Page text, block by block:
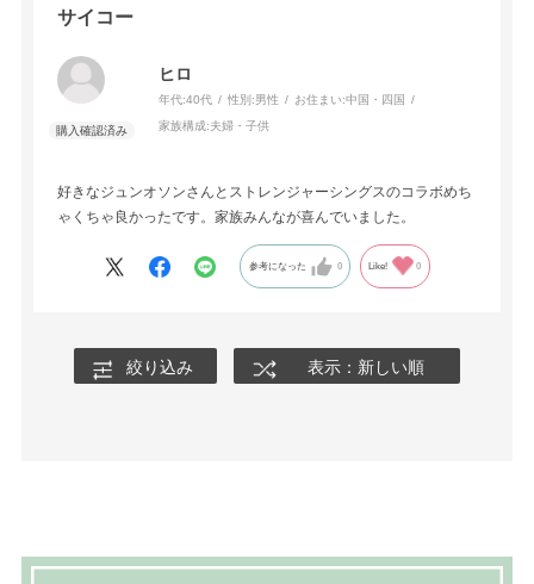
サイコー
ヒロ
年代:40代 性別:男性 お住まい:中国・四国
家族構成:夫婦・子供
好きなジュンオソンさんとストレンジャーシングスのコラボめち
ゃくちゃ良かったです。家族みんなが喜んでいました。
参考になった 0 Like! 0
絞り込み 表示：新しい順